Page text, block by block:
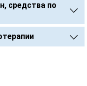
средства по